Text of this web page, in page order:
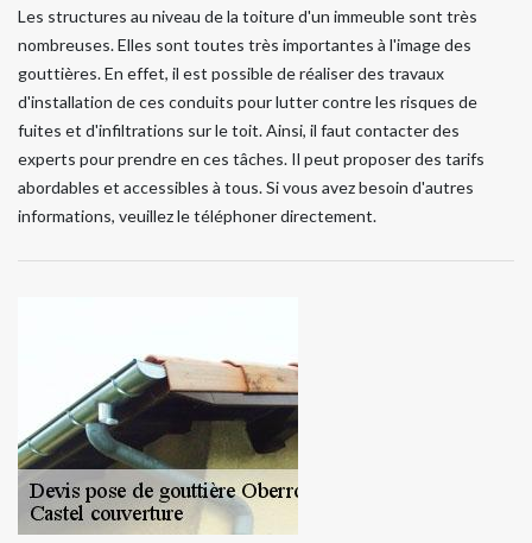
Les structures au niveau de la toiture d'un immeuble sont très
nombreuses. Elles sont toutes très importantes à l'image des
gouttières. En effet, il est possible de réaliser des travaux
d'installation de ces conduits pour lutter contre les risques de
fuites et d'infiltrations sur le toit. Ainsi, il faut contacter des
experts pour prendre en ces tâches. Il peut proposer des tarifs
abordables et accessibles à tous. Si vous avez besoin d'autres
informations, veuillez le téléphoner directement.